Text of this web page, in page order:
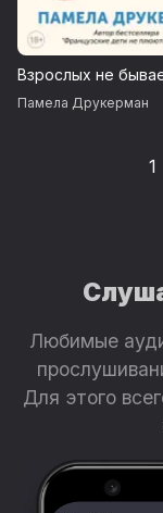
Взрослых не
Памела Друкерман
1
Любимые
Для этого